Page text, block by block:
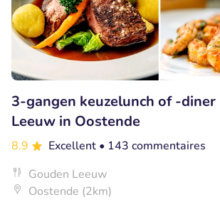
3-gangen keuzelunch of -diner
Leeuw in Oostende
8.9 Excellent • 143 commentaires
Gouden Leeuw
Oostende (2km)